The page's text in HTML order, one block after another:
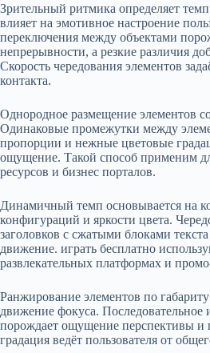
Зрительный ритмика определяет
влияет на эмотивное настроение
переключения между объектами
непрерывности, а резкие различия
Скорость чередования элементов
контакта.
Однородное размещение элементов
Одинаковые промежутки между
пропорции и нежные цветовые
ощущение. Такой способ применим
ресурсов и бизнес порталов.
Динамичный темп основывается на
конфигураций и яркости цвета.
заголовков с сжатыми блоками текста
движение. играть бесплатно
развлекательных платформах и
Ранжирование элементов по
движение фокуса. Последовательное
порождает ощущение перспективы и
градация ведёт пользователя от